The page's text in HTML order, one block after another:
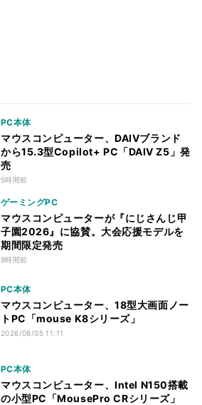
PC本体
マウスコンピューター、DAIVブランド
から15.3型Copilot+ PC「DAIV Z5」発
売
5時間前
ゲーミングPC
マウスコンピューターが『にじさんじ甲
子園2026』に協賛。大会応援モデルを
期間限定発売
9時間前
PC本体
マウスコンピューター、18型大画面ノー
トPC「mouse K8シリーズ」
2026/08/05 11:11
PC本体
マウスコンピューター、Intel N150搭載
の小型PC「MousePro CRシリーズ」